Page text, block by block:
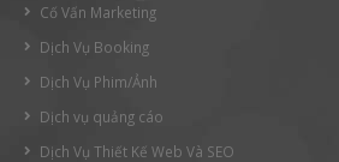
Cố Vấn Marketing
Dịch Vụ Booking
Dịch Vụ Phim/Ảnh
Dịch vụ quảng cáo
Dịch Vụ Thiết Kế Web Và SEO